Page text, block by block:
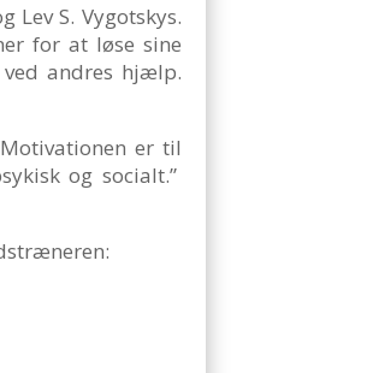
Lev S. Vygotskys.
for at løse sine
andres hjælp.
er til
og socialt.”